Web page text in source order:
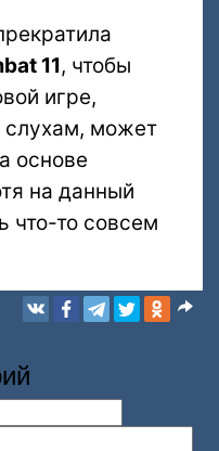
11, чтобы
игре,
слухам, может
основе
на данный
что-то совсем